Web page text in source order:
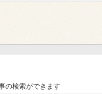
の検索ができます